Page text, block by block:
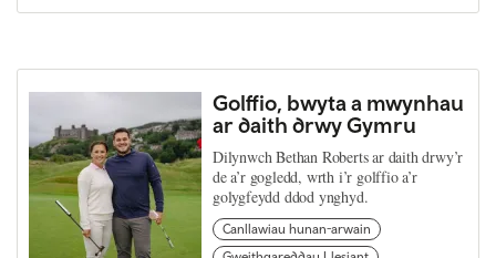
Golffio, bwyta a mwynhau
ar daith drwy Gymru
Dilynwch Bethan Roberts ar daith drwy’r
de a’r gogledd, wrth i’r golffio a’r
golygfeydd ddod ynghyd.
Canllawiau hunan-arwain